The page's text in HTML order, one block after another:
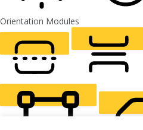
LIGHT CONTRAST
Orientation Modules
READING LINE READING MASK